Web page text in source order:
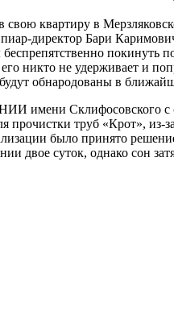
квартиру в
директор Бари
никто не удерживает и
обнародованы в
имени Склифосовского
прочистки труб «Крот»,
было принято
двое суток, однако сон